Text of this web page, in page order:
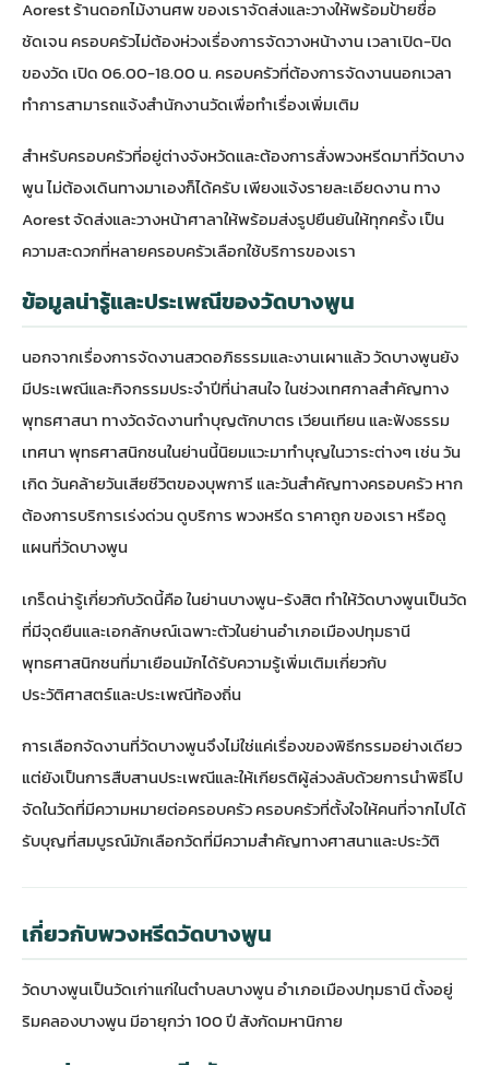
Aorest ร้านดอกไม้งานศพของเราจัดส่งและวางให้พร้อมป้ายชื่อ
ชัดเจน ครอบครัวไม่ต้องห่วงเรื่องการจัดวางหน้างาน เวลาเปิด-ปิด
ของวัด เปิด 06.00-18.00 น. ครอบครัวที่ต้องการจัดงานนอกเวลา
ทำการสามารถแจ้งสำนักงานวัดเพื่อทำเรื่องเพิ่มเติม
สำหรับครอบครัวที่อยู่ต่างจังหวัดและต้องการสั่งพวงหรีดมาที่วัดบาง
พูน ไม่ต้องเดินทางมาเองก็ได้ครับ เพียงแจ้งรายละเอียดงาน ทาง
Aorest จัดส่งและวางหน้าศาลาให้พร้อมส่งรูปยืนยันให้ทุกครั้ง เป็น
ความสะดวกที่หลายครอบครัวเลือกใช้บริการของเรา
ข้อมูลน่ารู้และประเพณีของวัดบางพูน
นอกจากเรื่องการจัดงานสวดอภิธรรมและงานเผาแล้ว วัดบางพูนยัง
มีประเพณีและกิจกรรมประจำปีที่น่าสนใจ ในช่วงเทศกาลสำคัญทาง
พุทธศาสนา ทางวัดจัดงานทำบุญตักบาตร เวียนเทียน และฟังธรรม
เทศนา พุทธศาสนิกชนในย่านนี้นิยมแวะมาทำบุญในวาระต่างๆ เช่น วัน
เกิด วันคล้ายวันเสียชีวิตของบุพการี และวันสำคัญทางครอบครัว หาก
ต้องการบริการเร่งด่วน ดูบริการพวงหรีด ราคาถูกของเรา หรือดู
แผนที่วัดบางพูน
เกร็ดน่ารู้เกี่ยวกับวัดนี้คือ ในย่านบางพูน-รังสิต ทำให้วัดบางพูนเป็นวัด
ที่มีจุดยืนและเอกลักษณ์เฉพาะตัวในย่านอำเภอเมืองปทุมธานี
พุทธศาสนิกชนที่มาเยือนมักได้รับความรู้เพิ่มเติมเกี่ยวกับ
ประวัติศาสตร์และประเพณีท้องถิ่น
การเลือกจัดงานที่วัดบางพูนจึงไม่ใช่แค่เรื่องของพิธีกรรมอย่างเดียว
แต่ยังเป็นการสืบสานประเพณีและให้เกียรติผู้ล่วงลับด้วยการนำพิธีไป
จัดในวัดที่มีความหมายต่อครอบครัว ครอบครัวที่ตั้งใจให้คนที่จากไปได้
รับบุญที่สมบูรณ์มักเลือกวัดที่มีความสำคัญทางศาสนาและประวัติ
เกี่ยวกับพวงหรีดวัดบางพูน
วัดบางพูนเป็นวัดเก่าแก่ในตำบลบางพูน อำเภอเมืองปทุมธานี ตั้งอยู่
ริมคลองบางพูน มีอายุกว่า 100 ปี สังกัดมหานิกาย